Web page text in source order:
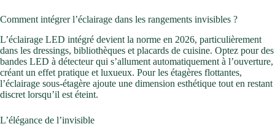
Comment intégrer l’éclairage dans les rangements invisibles ?
L’éclairage LED intégré devient la norme en 2026, particulièrement
dans les dressings, bibliothèques et placards de cuisine. Optez pour des
bandes LED à détecteur qui s’allument automatiquement à l’ouverture,
créant un effet pratique et luxueux. Pour les étagères flottantes,
l’éclairage sous-étagère ajoute une dimension esthétique tout en restant
discret lorsqu’il est éteint.
L’élégance de l’invisible